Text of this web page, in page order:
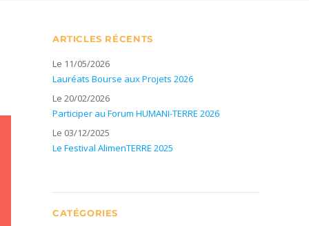
ARTICLES RÉCENTS
Le 11/05/2026
Lauréats Bourse aux Projets 2026
Le 20/02/2026
Participer au Forum HUMANI-TERRE 2026
Le 03/12/2025
Le Festival AlimenTERRE 2025
CATÉGORIES